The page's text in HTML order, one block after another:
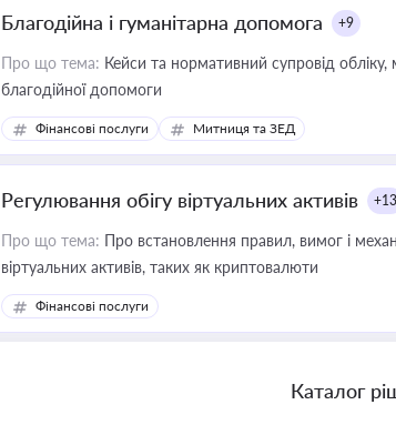
Благодійна і гуманітарна допомога +9
Про що тема: Кейси та нормативний супровід
благодійної допомоги
Фінансові послуги Митниця та ЗЕД
Регулювання обігу віртуальних активів +13
Про що тема: Про встановлення правил, вимог і
віртуальних активів, таких як криптовалюти
Фінансові послуги
Каталог